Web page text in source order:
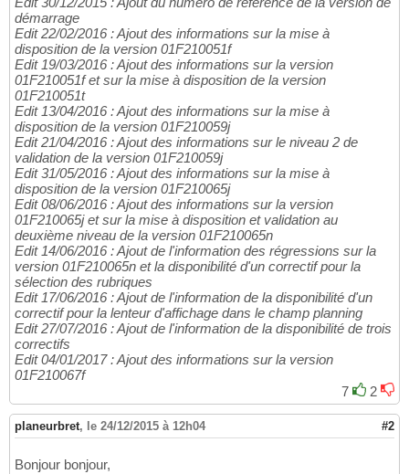
démarrage
Edit 22/02/2016 : Ajout des informations sur la mise à
disposition de la version 01F210051f
Edit 19/03/2016 : Ajout des informations sur la version
01F210051f et sur la mise à disposition de la version
01F210051t
Edit 13/04/2016 : Ajout des informations sur la mise à
disposition de la version 01F210059j
Edit 21/04/2016 : Ajout des informations sur le niveau 2 de
validation de la version 01F210059j
Edit 31/05/2016 : Ajout des informations sur la mise à
disposition de la version 01F210065j
Edit 08/06/2016 : Ajout des informations sur la version
01F210065j et sur la mise à disposition et validation au
deuxième niveau de la version 01F210065n
Edit 14/06/2016 : Ajout de l'information des régressions sur la
version 01F210065n et la disponibilité d'un correctif pour la
sélection des rubriques
Edit 17/06/2016 : Ajout de l'information de la disponibilité d'un
correctif pour la lenteur d'affichage dans le champ planning
Edit 27/07/2016 : Ajout de l'information de la disponibilité de trois
correctifs
Edit 04/01/2017 : Ajout des informations sur la version
01F210067f
7
2
planeurbret, le 24/12/2015 à 12h04 #2
Bonjour bonjour,